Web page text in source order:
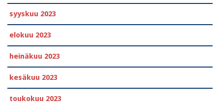
syyskuu 2023
elokuu 2023
heinäkuu 2023
kesäkuu 2023
toukokuu 2023